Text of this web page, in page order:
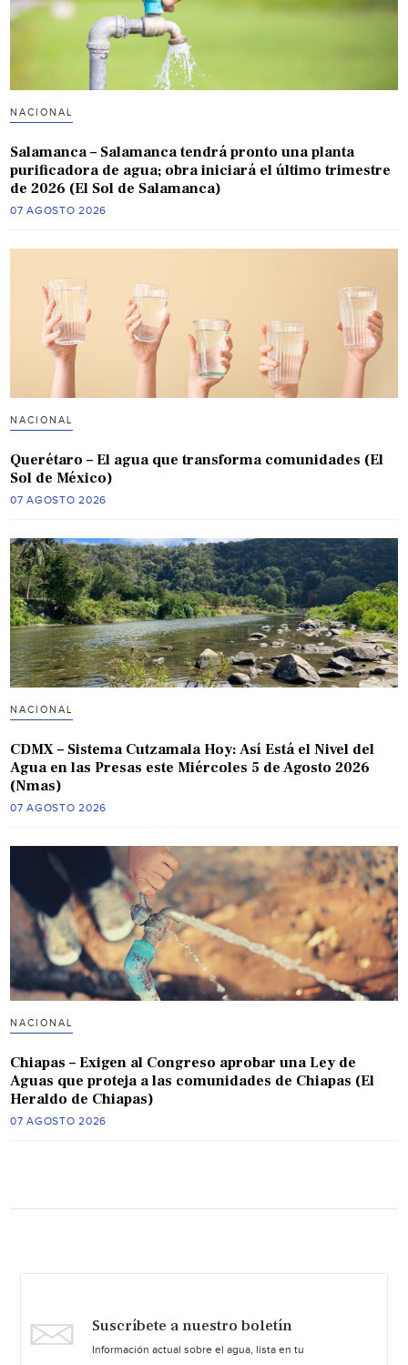
NACIONAL
Salamanca – Salamanca tendrá pronto una planta
purificadora de agua; obra iniciará el último trimestre
de 2026 (El Sol de Salamanca)
07 AGOSTO 2026
NACIONAL
Querétaro – El agua que transforma comunidades (El
Sol de México)
07 AGOSTO 2026
NACIONAL
CDMX – Sistema Cutzamala Hoy: Así Está el Nivel del
Agua en las Presas este Miércoles 5 de Agosto 2026
(Nmas)
07 AGOSTO 2026
NACIONAL
Chiapas – Exigen al Congreso aprobar una Ley de
Aguas que proteja a las comunidades de Chiapas (El
Heraldo de Chiapas)
07 AGOSTO 2026
Suscríbete a nuestro boletín
Información actual sobre el agua, lista en tu